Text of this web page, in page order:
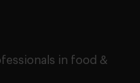
in food &